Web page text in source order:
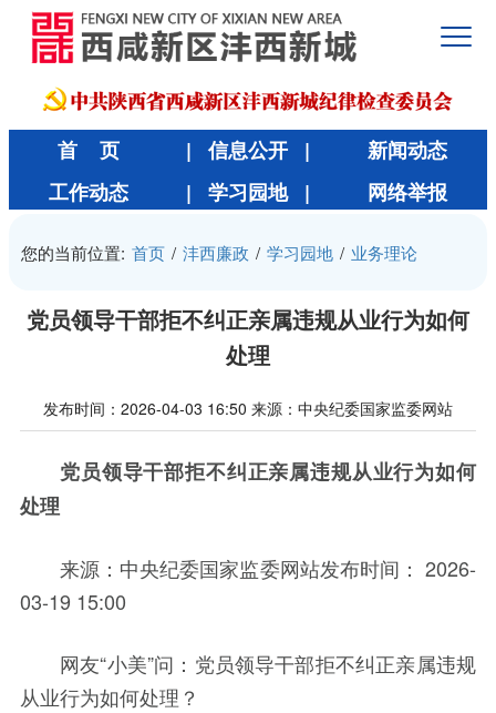
首 页 | 信息公开 |
新闻动态
工作动态
| 学习园地 | 网络举报
您的当前位置: 首页 / 沣西廉政 / 学习园地 / 业务理论
党员领导干部拒不纠正亲属违规从业行为如何
处理
发布时间：2026-04-03 16:50 来源：中央纪委国家监委网站
党员领导干部拒不纠正亲属违规从业行为如何
处理
来源：中央纪委国家监委网站发布时间： 2026-
03-19 15:00
网友“小美”问：党员领导干部拒不纠正亲属违规
从业行为如何处理？